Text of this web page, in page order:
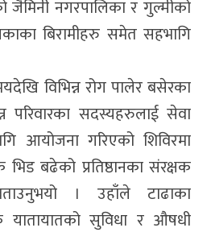
जैमिनी नगरपालिका र गुल्मीको
बिरामीहरु समेत सहभागि
विभिन्न रोग पालेर बसेरका
परिवारका सदस्यहरुलाई सेवा
आयोजना गरिएको शिविरमा
भिड बढेको प्रतिष्ठानका संरक्षक
। उहाँले टाढाका
यातायातको सुविधा र औषधी